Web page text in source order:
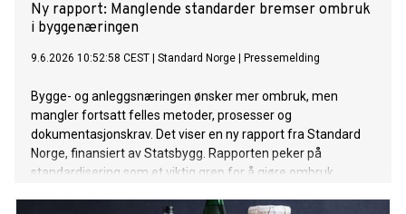
Ny rapport: Manglende standarder bremser ombruk
i byggenæringen
9.6.2026 10:52:58 CEST Standard Norge Pressemelding
Bygge- og anleggsnæringen ønsker mer ombruk, men
mangler fortsatt felles metoder, prosesser og
dokumentasjonskrav. Det viser en ny rapport fra Standard
Norge, finansiert av Statsbygg. Rapporten peker på
standardisering som et viktig grep for å gjøre ombruk